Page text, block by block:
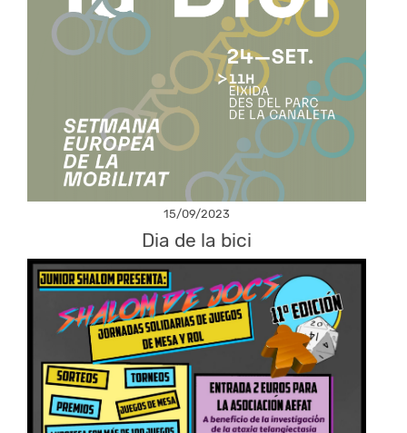
15/09/2023
Dia de la bici